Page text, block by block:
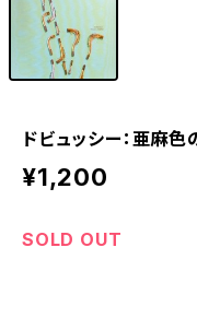
ドビュッシー：亜麻
¥1,200
SOLD OUT